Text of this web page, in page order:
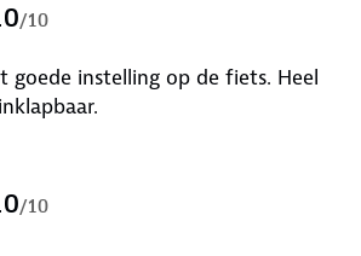
/10
op de fiets. Heel
/10